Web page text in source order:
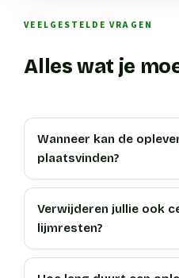
VEELGESTELDE VRAGEN
Alles wat je
Wanneer kan de
plaatsvinden?
Verwijderen jullie ook
lijmresten?